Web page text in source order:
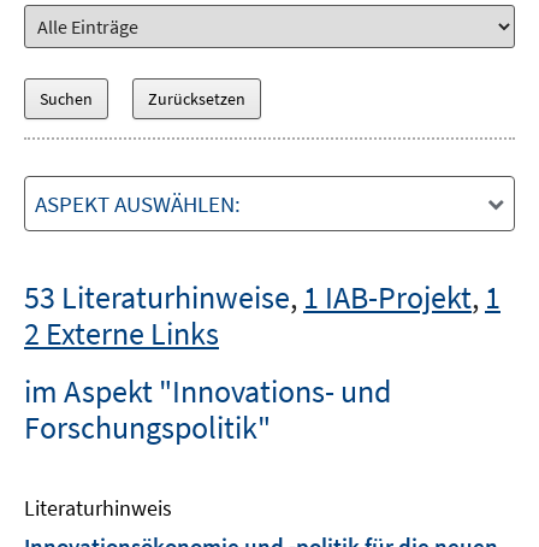
ASPEKT AUSWÄHLEN:
53 Literaturhinweise, 1 IAB-Projekt, 1
2 Externe Links
im Aspekt "Innovations- und
Forschungspolitik"
Literaturhinweis